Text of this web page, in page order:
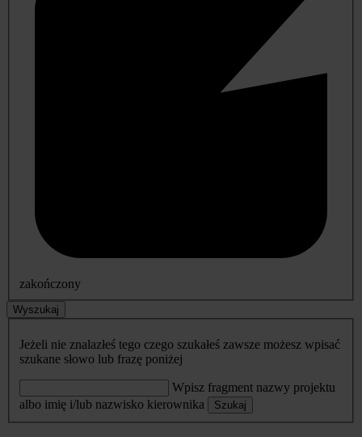
zakończony
Wyszukaj
Jeżeli nie znalazłeś tego czego szukałeś zawsze możesz wpisać
szukane słowo lub frazę poniżej
Wpisz fragment nazwy projektu
albo imię i/lub nazwisko kierownika
Szukaj